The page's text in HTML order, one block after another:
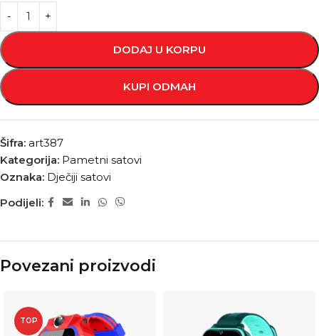
DODAJ U KORPU
KUPI ODMAH
Šifra: art387
Kategorija: Pametni satovi
Oznaka: Dječiji satovi
Podijeli:
Povezani proizvodi
TOP